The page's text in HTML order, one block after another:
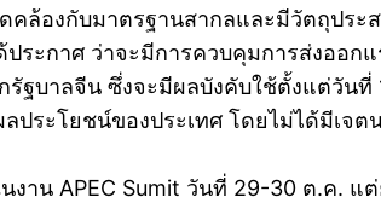
ล้องกับมาตรฐานสากลและมีวัตถุประ
ระกาศ ว่าจะมีการควบคุมการส่งออ
รัฐบาลจีน ซึ่งจะมีผลบังคับใช้ตั้งแต่วัน
ประโยชน์ของประเทศ โดยไม่ได้มีเ
าน APEC Sumit วันที่ 29-30 ต.ค.